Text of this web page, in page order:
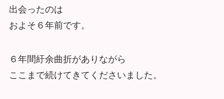
出会ったのは
およそ６年前です。
６年間紆余曲折がありながら
ここまで続けてきてくださいました。